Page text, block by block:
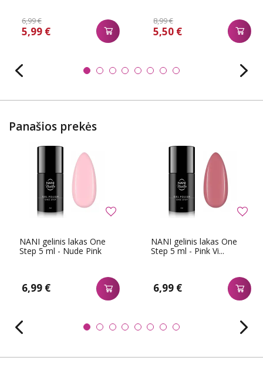
6,99 €
5,99 €
8,99 €
5,50 €
Panašios prekės
NANI gelinis lakas One
Step 5 ml - Nude Pink
6,99 €
NANI gelinis lakas One
Step 5 ml - Pink Vi...
6,99 €